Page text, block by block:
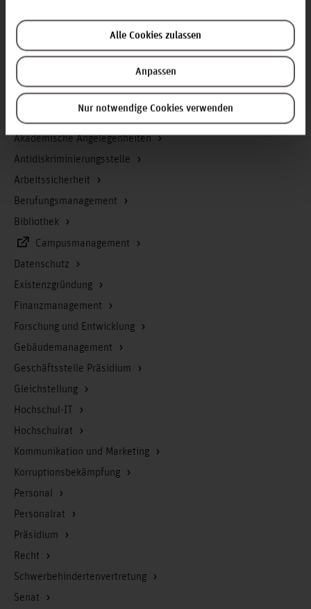
Alle Cookies zulassen
Anpassen
Nur notwendige Cookies verwenden
Startseite Hochschule Hannover
Presse
Personensuche
Karriere
Service & Organisation
Akademische Angelegenheiten
Antidiskriminierungsstelle
Arbeitssicherheit
Berufungsmanagement
Bibliothek
Campusmanagement
Datenschutz
Existenzgründung
Finanzmanagement
Forschung und Entwicklung
Gebäudemanagement
Geschäftsstelle Präsidium
Gleichstellung
Hochschul-IT
Hochschulrat
Kommunikation und Marketing
Korruptionsbekämpfung
Personal
Personalrat
Präsidium
Recht
Schwerbehindertenvertretung
Senat